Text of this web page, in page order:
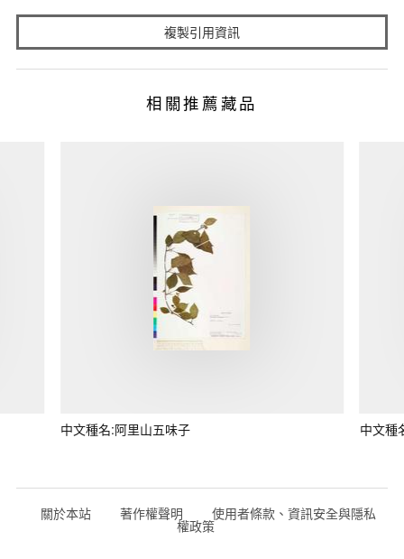
複製引用資訊
相關推薦藏品
中文種名:阿里山五味子 中文種
關於本站 著作權聲明 使用者條款、資訊安全與隱私
權政策